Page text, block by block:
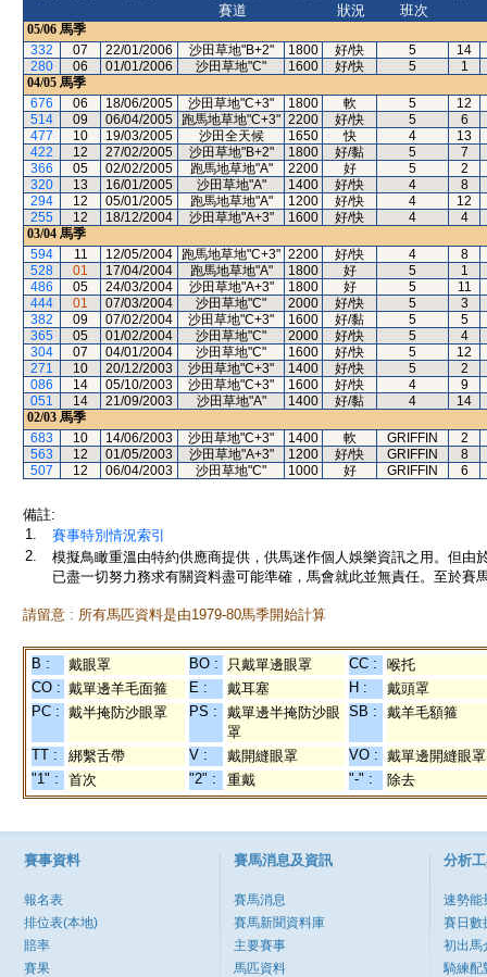
賽道
狀況
班次
05/06 馬季
332
07 22/01/2006 沙田草地"B+2" 1800 好/快 5
14
280
06 01/01/2006 沙田草地"C" 1600 好/快 5
1
04/05 馬季
676
06 18/06/2005 沙田草地"C+3" 1800 軟 5
12
514
09 06/04/2005 跑馬地草地"C+3" 2200 好/快 5
6
477
10 19/03/2005 沙田全天候 1650 快 4
13
422
12 27/02/2005 沙田草地"B+2" 1800 好/黏 5
7
366
05 02/02/2005 跑馬地草地"A" 2200 好 5
2
320
13 16/01/2005 沙田草地"A" 1400 好/快 4
8
294
12 05/01/2005 跑馬地草地"A" 1200 好/快 4
12
255
12 18/12/2004 沙田草地"A+3" 1600 好/快 4
4
03/04 馬季
594
11 12/05/2004 跑馬地草地"C+3" 2200 好/快 4
8
528
01 17/04/2004 跑馬地草地"A" 1800 好 5
1
486
05 24/03/2004 沙田草地"A+3" 1800 好 5
11
444
01 07/03/2004 沙田草地"C" 2000 好/快 5
3
382
09 07/02/2004 沙田草地"C+3" 1600 好/黏 5
5
365
05 01/02/2004 沙田草地"C" 2000 好/快 5
4
304
07 04/01/2004 沙田草地"C" 1600 好/快 5
12
271
10 20/12/2003 沙田草地"C+3" 1400 好/快 5
2
086
14 05/10/2003 沙田草地"C+3" 1600 好/快 4
9
051
14 21/09/2003 沙田草地"A" 1400 好/黏 4
14
02/03 馬季
683
10 14/06/2003 沙田草地"C+3" 1400 軟 GRIFFIN
2
563
12 01/05/2003 沙田草地"A+3" 1200 好/快 GRIFFIN
8
507
12 06/04/2003 沙田草地"C" 1000 好 GRIFFIN 6
備註:
1.
賽事特別情況索引
2.
模擬鳥瞰重溫由特約供應商提供，供馬迷作個人娛樂資訊之用。但
已盡一切努力務求有關資料盡可能準確，馬會就此並無責任。至於賽
請留意 : 所有馬匹資料是由1979-80馬季開始計算
B : 戴眼罩 BO : 只戴單邊眼罩 CC :
喉托
CO : 戴單邊羊毛面箍 E : 戴耳塞 H :
戴頭罩
PC : 戴半掩防沙眼罩 PS :
戴單邊半掩防沙眼
罩
SB : 戴羊毛額箍
TT : 綁繫舌帶 V : 戴開縫眼罩 VO : 戴單邊開縫眼罩
"1" :
首次 "2" : 重戴 "-" : 除去
賽事資料
報名表
排位表(本地)
賠率
賽果
賽馬消息及資訊
賽馬消息
賽馬新聞資料庫
主要賽事
馬匹資料
分析
速勢能
賽日數
初出馬
騎練配